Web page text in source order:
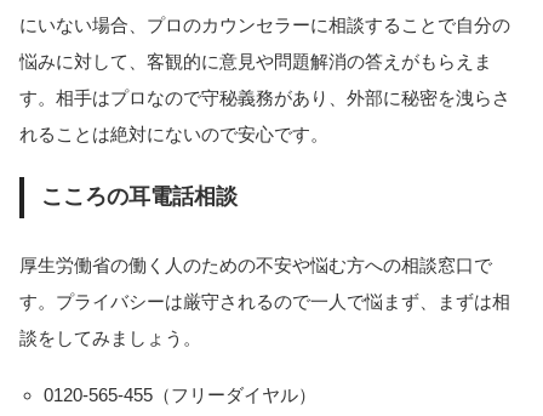
にいない場合、プロのカウンセラーに相談することで自分の
悩みに対して、客観的に意見や問題解消の答えがもらえま
す。相手はプロなので守秘義務があり、外部に秘密を洩らさ
れることは絶対にないので安心です。
こころの耳電話相談
厚生労働省の働く人のための不安や悩む方への相談窓口で
す。プライバシーは厳守されるので一人で悩まず、まずは相
談をしてみましょう。
0120-565-455（フリーダイヤル）